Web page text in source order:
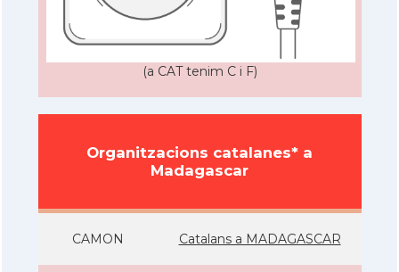
(a CAT tenim C i F)
Organitzacions catalanes* a
Madagascar
CAMON Catalans a MADAGASCAR